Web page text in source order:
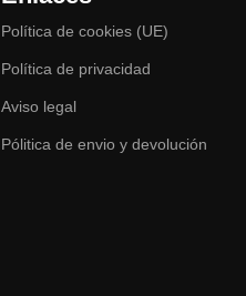
Política de cookies (UE)
Política de privacidad
Aviso legal
Pólitica de envio y devolución